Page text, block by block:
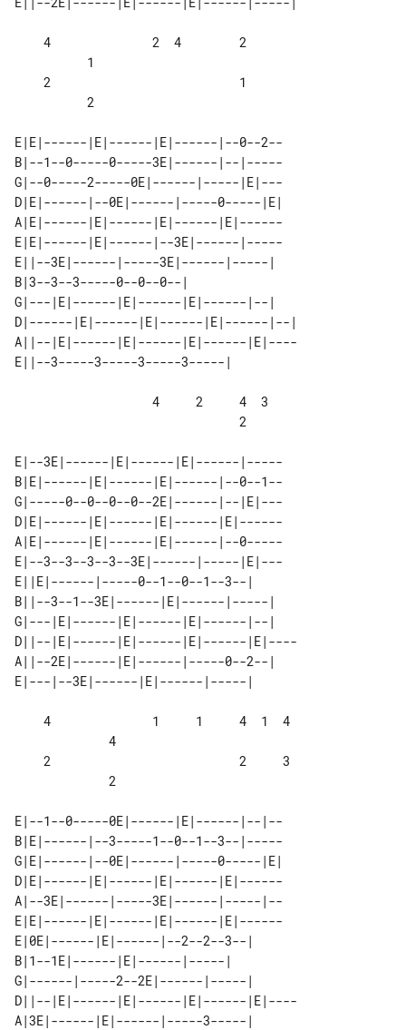
E|E|------|E|------|E|------|--0--2--
B|--1--0-----0-----3E|------|--|-----
G|--0-----2-----0E|------|-----|E|---
D|E|------|--0E|------|-----0-----|E|
A|E|------|E|------|E|------|E|------
E|E|------|E|------|--3E|------|-----
E||--3E|------|-----3E|------|-----|
B|3--3--3-----0--0--0--|
G|---|E|------|E|------|E|------|--|
D|------|E|------|E|------|E|------|--|
A||--|E|------|E|------|E|------|E|----
E|--3E|------|E|------|E|------|-----
B|E|------|E|------|E|------|--0--1--
G|-----0--0--0--0--2E|------|--|E|---
D|E|------|E|------|E|------|E|------
A|E|------|E|------|E|------|--0-----
E|--3--3--3--3--3E|------|-----|E|---
E||E|------|-----0--1--0--1--3--|
B||--3--1--3E|------|E|------|-----|
G|---|E|------|E|------|E|------|--|
D||--|E|------|E|------|E|------|E|----
A||--2E|------|E|------|-----0--2--|
E|--1--0-----0E|------|E|------|--|--
B|E|------|--3-----1--0--1--3--|-----
G|E|------|--0E|------|-----0-----|E|
D|E|------|E|------|E|------|E|------
A|--3E|------|-----3E|------|-----|--
E|E|------|E|------|E|------|E|------
E|0E|------|E|------|--2--2--3--|
B|1--1E|------|E|------|-----|
G|------|-----2--2E|------|-----|
D||--|E|------|E|------|E|------|E|----
A|3E|------|E|------|-----3-----|